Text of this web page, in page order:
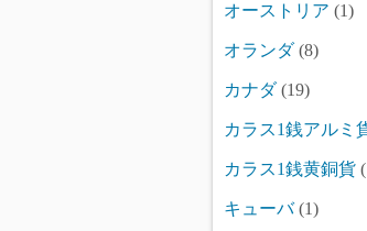
オーストリア (1)
オランダ(8)
カナダ(19)
カラス1銭アルミ
カラス1銭黄銅貨
キューバ(1)